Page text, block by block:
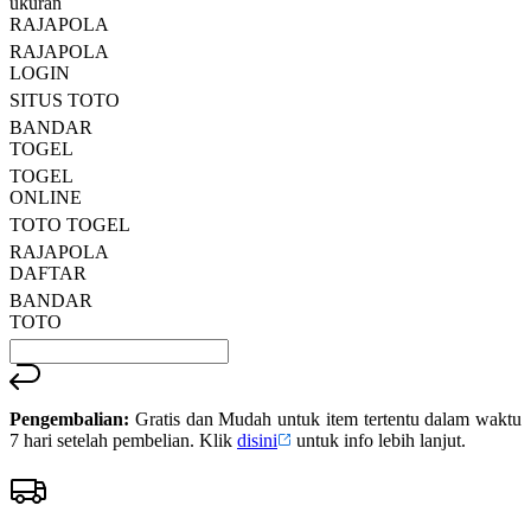
13
Reviews.
Tautan
halaman
yang
sama.
RAJAPOLA
RAJAPOLA
LOGIN
SITUS TOTO
BANDAR
TOGEL
TOGEL
ONLINE
TOTO TOGEL
RAJAPOLA
DAFTAR
BANDAR
TOTO
Pengembalian: Gratis dan Mudah untuk item tertentu dalam waktu
7 hari setelah pembelian. Klik disini untuk info lebih lanjut.